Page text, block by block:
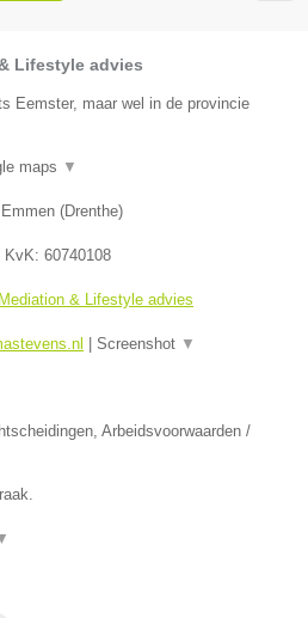
Lifestyle advies
Eemster, maar wel in de provincie
maps ▼
Emmen (Drenthe)
KvK: 60740108
& Lifestyle advies
Screenshot ▼
Arbeidsvoorwaarden /